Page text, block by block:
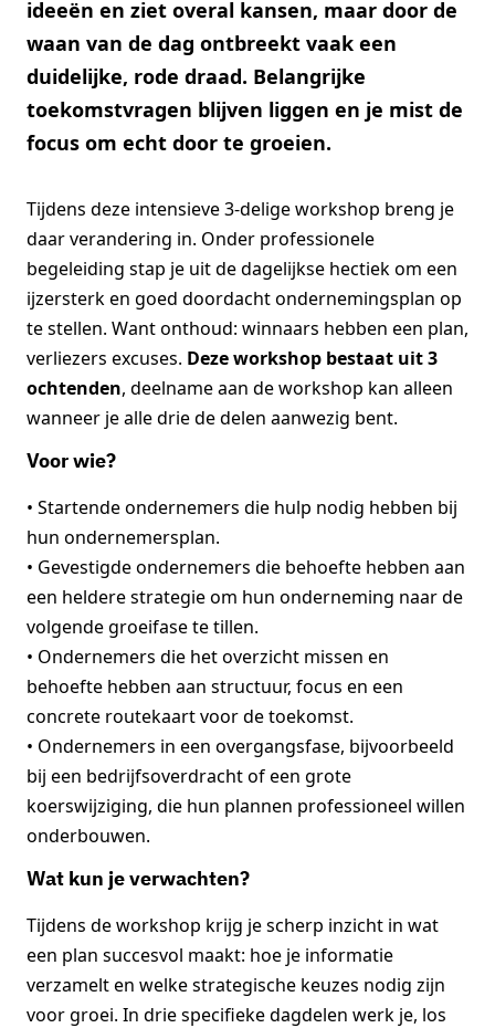
ideeën en ziet overal kansen, maar door de
waan van de dag ontbreekt vaak een
duidelijke, rode draad. Belangrijke
toekomstvragen blijven liggen en je mist de
focus om echt door te groeien.
Tijdens deze intensieve 3-delige workshop breng je
daar verandering in. Onder professionele
begeleiding stap je uit de dagelijkse hectiek om een
ijzersterk en goed doordacht ondernemingsplan op
te stellen. Want onthoud: winnaars hebben een plan,
verliezers excuses. Deze workshop bestaat uit 3
ochtenden, deelname aan de workshop kan alleen
wanneer je alle drie de delen aanwezig bent.
Voor wie?
• Startende ondernemers die hulp nodig hebben bij
hun ondernemersplan.
• Gevestigde ondernemers die behoefte hebben aan
een heldere strategie om hun onderneming naar de
volgende groeifase te tillen.
• Ondernemers die het overzicht missen en
behoefte hebben aan structuur, focus en een
concrete routekaart voor de toekomst.
• Ondernemers in een overgangsfase, bijvoorbeeld
bij een bedrijfsoverdracht of een grote
koerswijziging, die hun plannen professioneel willen
onderbouwen.
Wat kun je verwachten?
Tijdens de workshop krijg je scherp inzicht in wat
een plan succesvol maakt: hoe je informatie
verzamelt en welke strategische keuzes nodig zijn
voor groei. In drie specifieke dagdelen werk je, los